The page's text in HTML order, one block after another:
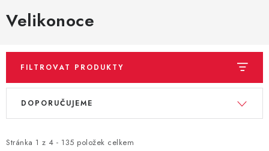
BALÓNKY
SVATEBNÍ DOPLŇKY
BARVY NA OBLIČEJ A VLASY
Velikonoce
FILTROVAT PRODUKTY
V
i
Stránka 1 z 4 - 135 položek celkem
Ř
e
DOPORUČUJEME